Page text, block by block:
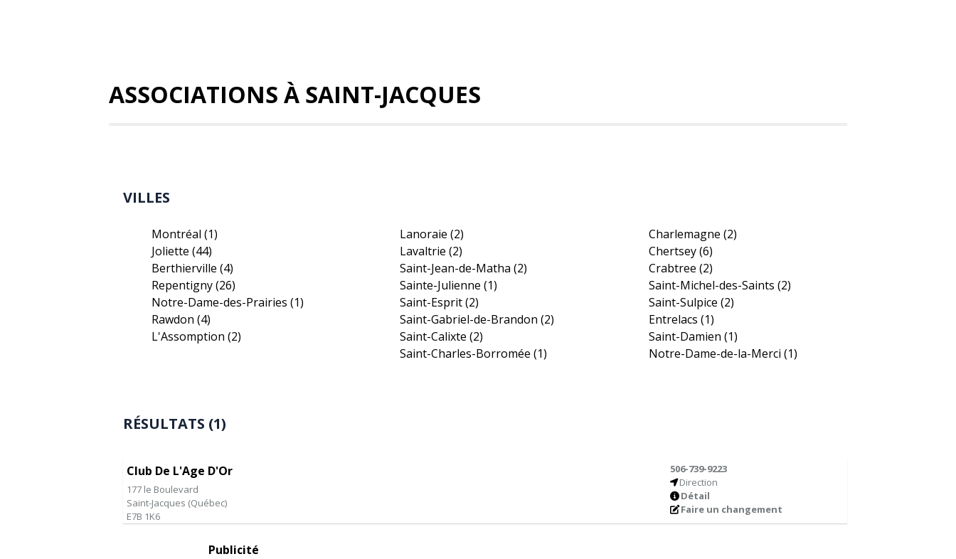
ASSOCIATIONS À SAINT-JACQUES
VILLES
Montréal (1)
Joliette (44)
Berthierville (4)
Repentigny(26)
Notre-Dame-des-Prairies (1)
Rawdon (4)
L'Assomption (2)
Lanoraie(2)
Lavaltrie(2)
Saint-Jean-de-Matha(2)
Sainte-Julienne(1)
Saint-Esprit(2)
Saint-Gabriel-de-Brandon(2)
Saint-Calixte(2)
Saint-Charles-Borromée(1)
Charlemagne (2)
Chertsey(6)
Crabtree (2)
Saint-Michel-des-Saints (2)
Saint-Sulpice (2)
Entrelacs (1)
Saint-Damien (1)
Notre-Dame-de-la-Merci (1)
RÉSULTATS (1)
Club De L'Age D'Or
177 le Boulevard
Saint-Jacques (Québec)
E7B 1K6
506-739-9223
Direction
Détail
Faire un changement
Publicité